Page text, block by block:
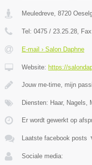
Meuledreve, 8720
Tel: 0475 / 23.25.28,
E-mail › Salon Daphne
Website: https://
Jouw me-time, mijn
Diensten: Haar, Nagels,
Er wordt gewerkt op
Laatste facebook posts
Sociale media: